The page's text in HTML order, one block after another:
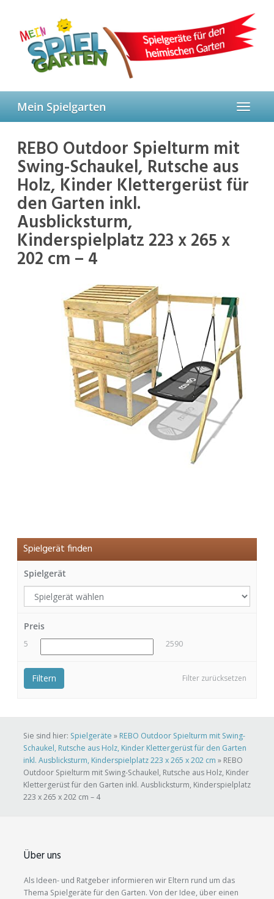
content
Toggle
Mein Spielgarten
REBO Outdoor Spielturm mit
Swing-Schaukel, Rutsche aus
Holz, Kinder Klettergerüst für
den Garten inkl.
Ausblicksturm,
Kinderspielplatz 223 x 265 x
202 cm – 4
Spielgerät finden
Spielgerät
Preis
5 2590
Filter zurücksetzen
Filtern
Sie sind hier: Spielgeräte » REBO Outdoor Spielturm mit Swing-
Schaukel, Rutsche aus Holz, Kinder Klettergerüst für den Garten
inkl. Ausblicksturm, Kinderspielplatz 223 x 265 x 202 cm » REBO
Outdoor Spielturm mit Swing-Schaukel, Rutsche aus Holz, Kinder
Klettergerüst für den Garten inkl. Ausblicksturm, Kinderspielplatz
223 x 265 x 202 cm – 4
Über uns
Als Ideen- und Ratgeber informieren wir Eltern rund um das
Thema Spielgeräte für den Garten. Von der Idee, über einen